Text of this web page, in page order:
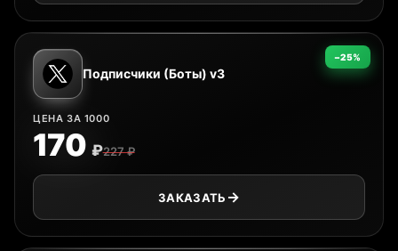
−25%
Подписчики (Боты) v3
ЦЕНА ЗА 1000
227 ₽
170 ₽
ЗАКАЗАТЬ